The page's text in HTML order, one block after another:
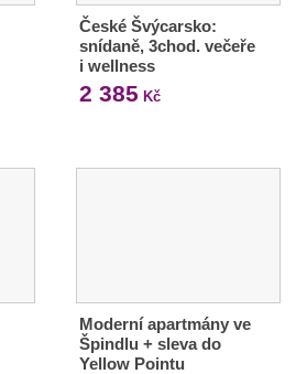
České Švýcarsko:
snídaně, 3chod. večeře
i wellness
2 385 Kč
Moderní apartmány ve
Špindlu + sleva do
Yellow Pointu